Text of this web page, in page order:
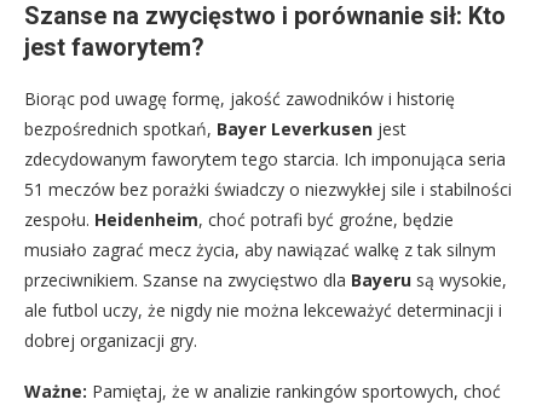
Szanse na zwycięstwo i porównanie sił: Kto
jest faworytem?
Biorąc pod uwagę formę, jakość zawodników i historię
bezpośrednich spotkań, Bayer Leverkusen jest
zdecydowanym faworytem tego starcia. Ich imponująca seria
51 meczów bez porażki świadczy o niezwykłej sile i stabilności
zespołu. Heidenheim, choć potrafi być groźne, będzie
musiało zagrać mecz życia, aby nawiązać walkę z tak silnym
przeciwnikiem. Szanse na zwycięstwo dla Bayeru są wysokie,
ale futbol uczy, że nigdy nie można lekceważyć determinacji i
dobrej organizacji gry.
Ważne: Pamiętaj, że w analizie rankingów sportowych, choć